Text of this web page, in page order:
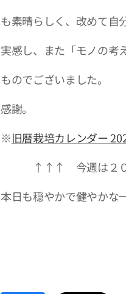
も素晴らしく、改めて自
実感し、また「モノの考
ものでございました。
感謝。
※旧暦栽培カレンダー
↑↑↑ 今週は２０日（
本日も穏やかで健やかな